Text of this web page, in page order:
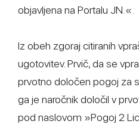
objavljena na Portalu JN.«.
Iz obeh zgoraj citiranih
ugotovitev. Prvič, da se
prvotno določen pogoj za
ga je naročnik določil v
pod naslovom »Pogoj 2